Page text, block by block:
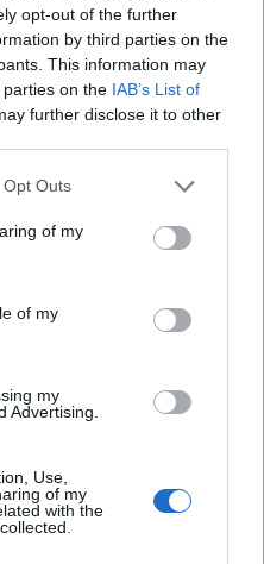
opt-out of the further
by third parties on the
This information may
on the IAB’s List of
further disclose it to other
Outs
of my
of my
my
Advertising.
Use,
of my
with the
το
από απόψε τα